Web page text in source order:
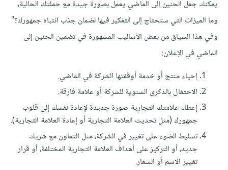
يمكنك جعل الحنين إلى الماضي يعمل بصورة جيدة مع حملتك الحالية،
وما الميزات التي ستحتاج إلى التفكير فيها لضمان جذب انتباه جمهورك؟"
وفي هذا السياق من بعض الأساليب المشهورة في تضمين الحنين إلى
الماضي في الإعلان:
إحياء منتج أو خدمة أوقفتها الشركة في الماضي.
الاحتفال بالذكرى السنوية للشركة أو علامة فارقة.
إعطاء علامتك التجارية صورة جديدة لإعادة نفسك إلى قلوب
جمهورك (مثل تحديث العلامة التجارية أو إعادة العلامة التجارية).
تسليط الضوء على تغيير في الشركة، مثل التعاون مع شريك
جديد، أو التركيز على أهداف العلامة التجارية المختلفة، أو قرار
تغيير الاسم أو الشعار.